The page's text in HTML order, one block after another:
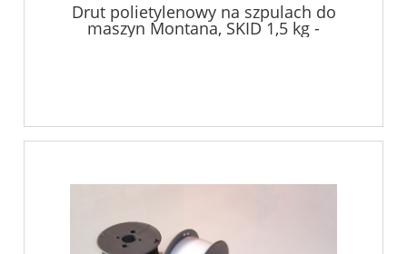
Drut polietylenowy na szpulach do
maszyn Montana, SKID 1,5 kg -